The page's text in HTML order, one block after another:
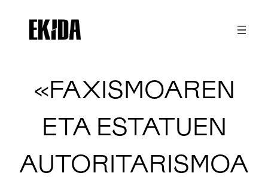
«FAXISMOAREN
ETA ESTATUEN
AUTORITARISMOA